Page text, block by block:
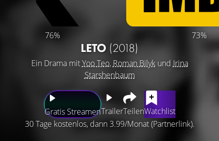
76% 73%
LETO (2018)
Ein Drama mitYoo Teo, Roman Bilykund Irina
Starshenbaum
Gratis StreamenTrailerTeilenWatchlist
30 Tage kostenlos, dann 3.99/Monat (Partnerlink).